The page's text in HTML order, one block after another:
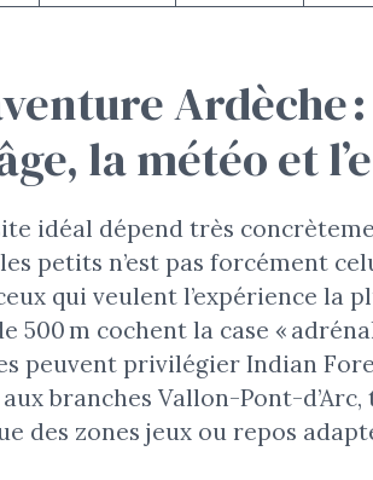
Ardèche
la météo et
idéal dépend très
petits n’est pas forcément
qui veulent l’expérience la
500 m cochent la case «
peuvent privilégier Indian
branches Vallon-Pont-
des zones jeux ou repos